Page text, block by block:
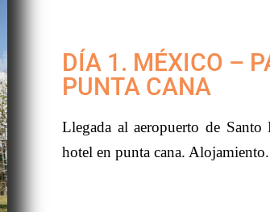
DÍA 1. MÉXICO –
PUNTA CANA
Llegada al aeropuerto de
hotel en punta cana. Alojamiento.